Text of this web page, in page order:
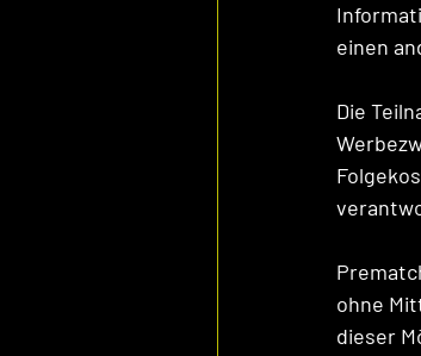
einen
Die
ohne
dieser